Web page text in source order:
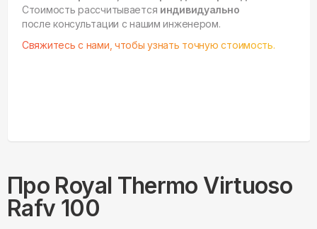
Стоимость рассчитывается индивидуально
после консультации с нашим инженером.
Свяжитесь с нами, чтобы узнать точную стоимость.
Про Royal Thermo Virtuoso
Rafv 100